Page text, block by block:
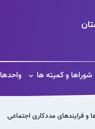
شوراها و کمیته ها واحدها
و فرایندهای مددکاری اجتماعی